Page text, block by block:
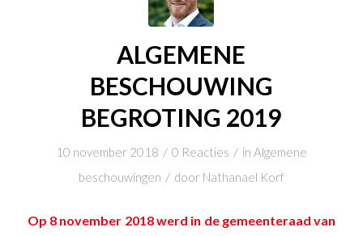
ALGEMENE
BESCHOUWING
BEGROTING 2019
10 november 2018 / 0 Reacties / in Algemene
beschouwingen / door Nathanael Korf
Op 8 november 2018 werd in de gemeenteraad van